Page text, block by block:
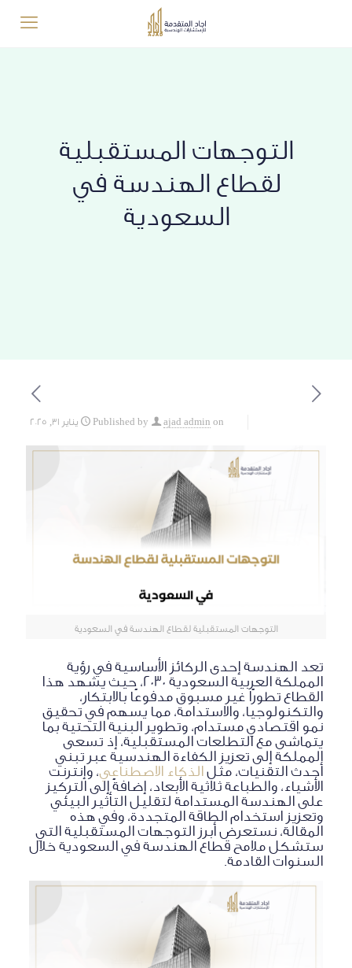
التوجهات المستقبلية
لقطاع الهندسة في
السعودية
Published by ajad admin on يناير 31, 2025
التوجهات المستقبلية لقطاع الهندسة في السعودية
تعد الهندسة إحدى الركائز الأساسية في رؤية
المملكة العربية السعودية 2030، حيث يشهد هذا
القطاع تطورًا غير مسبوق مدفوعًا بالابتكار،
والتكنولوجيا، والاستدامة، مما يسهم في تحقيق
نمو اقتصادي مستدام، وتطوير البنية التحتية بما
يتماشى مع التطلعات المستقبلية، إذ تسعى
المملكة إلى تعزيز الكفاءة الهندسية عبر تبني
أحدث التقنيات، مثلالذكاء الاصطناعي، وإنترنت
الأشياء، والطباعة ثلاثية الأبعاد، إضافةً إلى التركيز
على الهندسة المستدامة لتقليل التأثير البيئي
وتعزيز استخدام الطاقة المتجددة، وفي هذه
المقالة، نستعرض أبرز التوجهات المستقبلية التي
ستشكل ملامح قطاع الهندسة في السعودية خلال
السنوات القادمة.